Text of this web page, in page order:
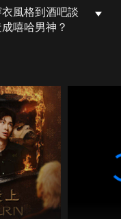
風格到酒吧談
嘻哈男神？